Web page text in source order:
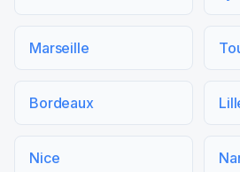
Marseille
Bordeaux
Nice